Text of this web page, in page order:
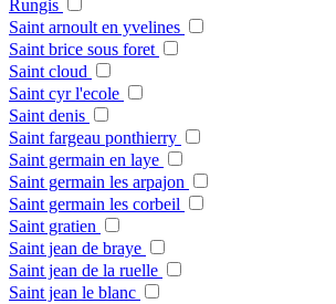
Rungis
Saint arnoult en yvelines
Saint brice sous foret
Saint cloud
Saint cyr l'ecole
Saint denis
Saint fargeau ponthierry
Saint germain en laye
Saint germain les arpajon
Saint germain les corbeil
Saint gratien
Saint jean de braye
Saint jean de la ruelle
Saint jean le blanc